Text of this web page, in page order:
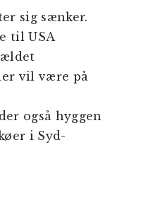
sig sænker.
til USA
vil være på
også hyggen
i Syd-